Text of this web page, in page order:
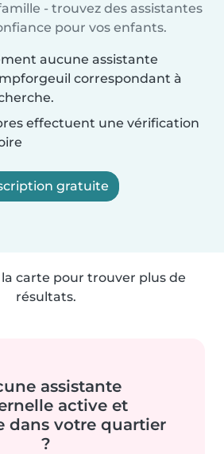
- trouvez des assistantes
pour vos enfants.
aucune assistante
correspondant à
effectuent une vérification
gratuite
carte pour trouver plus de
résultats.
assistante
active et
dans votre quartier
?